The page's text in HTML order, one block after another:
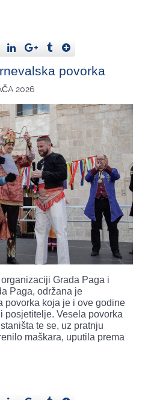
povorka
2026
Grada Paga i
Paga, održana je
povorka koja je i ove godine
posjetitelje. Vesela povorka
te se, uz pratnju
maškara, uputila prema